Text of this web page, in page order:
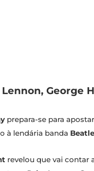
prepara-se para
à lendária banda
revelou que vai contar